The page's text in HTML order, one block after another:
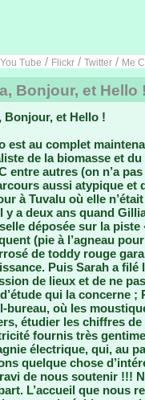
You Tube / Flickr / Twitter / Me
Bonjour, et
Bonjour, et Hello !
est au complet
de la biomasse et
entre autres (on n’a
aussi atypique et
à Tuvalu où elle
y a deux ans quand
déposée sur la
(pie à l’agneau
de toddy rouge
Puis Sarah a
de lieux et de ne
qui la concerne
bureau, où les
étudier les chiffres
fournis très
électrique, qui, au
quelque chose
de nous soutenir !!!
L’accueil que nous